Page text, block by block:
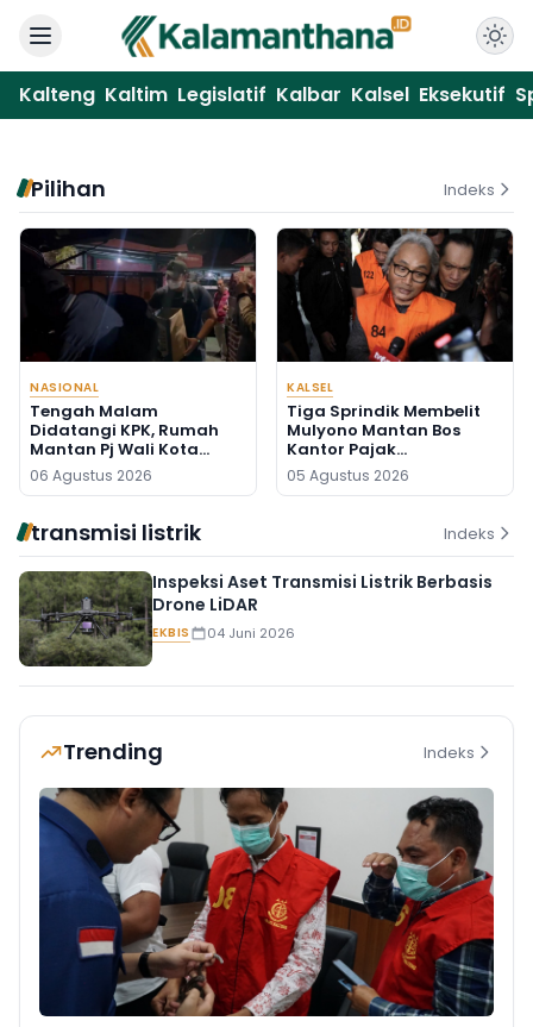
Kalteng Kaltim Legislatif Kalbar Kalsel Eksekutif
Pilihan Indeks
NASIONAL
Tengah Malam
Didatangi KPK, Rumah
Mantan Pj Wali Kota
Digeledah, Empat Koper
Dibawa
06 Agustus 2026
KALSEL
Tiga Sprindik Membelit
Mulyono Mantan Bos
Kantor Pajak
Banjarmasin
05 Agustus 2026
transmisi listrik Indeks
Inspeksi Aset Transmisi Listrik Berbasis
Drone LiDAR
EKBIS 04 Juni 2026
Trending Indeks